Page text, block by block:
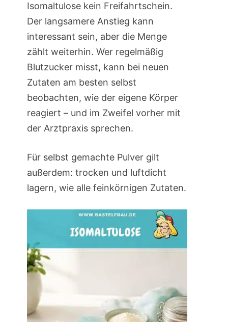
Isomaltulose kein Freifahrtschein.
Der langsamere Anstieg kann
interessant sein, aber die Menge
zählt weiterhin. Wer regelmäßig
Blutzucker misst, kann bei neuen
Zutaten am besten selbst
beobachten, wie der eigene Körper
reagiert – und im Zweifel vorher mit
der Arztpraxis sprechen.
Für selbst gemachte Pulver gilt
außerdem: trocken und luftdicht
lagern, wie alle feinkörnigen Zutaten.